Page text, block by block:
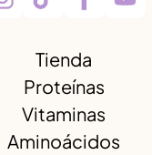
Tienda
Proteínas
Vitaminas
Aminoácidos